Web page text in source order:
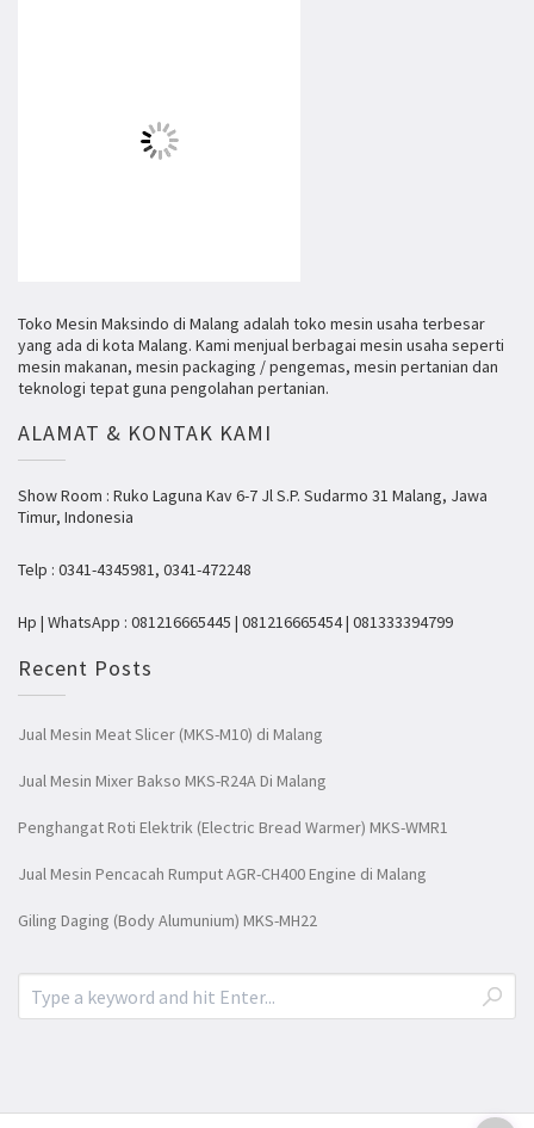
Toko Mesin Maksindo di Malang adalah toko mesin usaha terbesar
yang ada di kota Malang. Kami menjual berbagai mesin usaha seperti
mesin makanan, mesin packaging / pengemas, mesin pertanian dan
teknologi tepat guna pengolahan pertanian.
ALAMAT & KONTAK KAMI
Show Room : Ruko Laguna Kav 6-7 Jl S.P. Sudarmo 31 Malang, Jawa
Timur, Indonesia
Telp : 0341-4345981, 0341-472248
Hp | WhatsApp : 081216665445 | 081216665454 | 081333394799
Recent Posts
Jual Mesin Meat Slicer (MKS-M10) di Malang
Jual Mesin Mixer Bakso MKS-R24A Di Malang
Penghangat Roti Elektrik (Electric Bread Warmer) MKS-WMR1
Jual Mesin Pencacah Rumput AGR-CH400 Engine di Malang
Giling Daging (Body Alumunium) MKS-MH22